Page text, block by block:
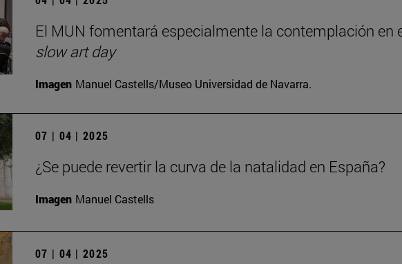
El MUN fomentará especialmente la contemplación en
slow art day
Imagen Manuel Castells/Museo Universidad de Navarra.
07 | 04 | 2025
¿Se puede revertir la curva de la natalidad en España?
Imagen Manuel Castells
07 | 04 | 2025